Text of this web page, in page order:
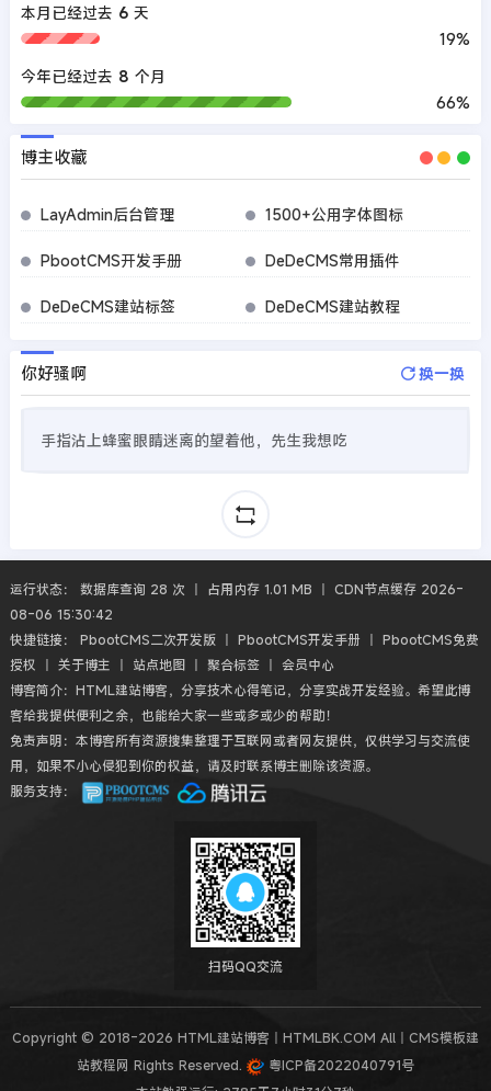
本月已经过去 6 天
19%
今年已经过去 8 个月
66%
博主收藏
LayAdmin后台管理 1500+公用字体图标
PbootCMS开发手册 DeDeCMS常用插件
DeDeCMS建站标签 DeDeCMS建站教程
你好骚啊 换一换
手指沾上蜂蜜眼睛迷离的望着他，先生我想吃
运行状态： 数据库查询 28 次 丨 占用内存 1.01 MB 丨 CDN节点缓存 2026-
08-06 15:30:42
快捷链接： PbootCMS二次开发版丨 PbootCMS开发手册 丨 PbootCMS免费
授权 丨 关于博主 丨 站点地图丨 聚合标签丨 会员中心
博客简介：HTML建站博客，分享技术心得笔记，分享实战开发经验。希望此博
客给我提供便利之余，也能给大家一些或多或少的帮助！
免责声明：本博客所有资源搜集整理于互联网或者网友提供，仅供学习与交流使
用，如果不小心侵犯到你的权益，请及时联系博主删除该资源。
服务支持：
扫码QQ交流
Copyright © 2018-2026 HTML建站博客丨HTMLBK.COM All丨CMS模板建
站教程网 Rights Reserved.
粤ICP备2022040791号